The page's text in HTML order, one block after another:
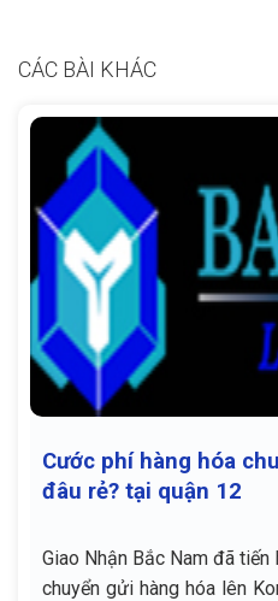
CÁC BÀI KHÁC
Cước phí hàng hóa
đâu rẻ? tại quận 12
Giao Nhận Bắc Nam đã
chuyển gửi hàng hóa lên